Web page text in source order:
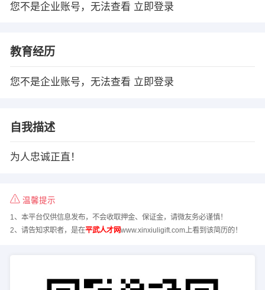
您不是企业账号，无法查看 立即登录
教育经历
您不是企业账号，无法查看 立即登录
自我描述
为人忠诚正直！
温馨提示
1、本平台仅供信息发布，不会收取押金、保证金，请微友务必谨慎！
2、请告知求职者，是在平武人才网www.xinxiuligift.com上看到该简历的！